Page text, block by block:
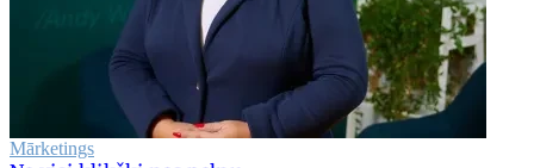
Mārketings